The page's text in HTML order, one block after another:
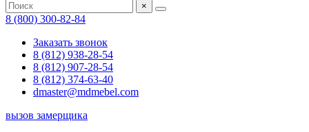
×
8 (800) 300-82-84
Заказать звонок
8 (812) 938-28-54
8 (812) 907-28-54
8 (812) 374-63-40
dmaster@mdmebel.com
вызов замерщика